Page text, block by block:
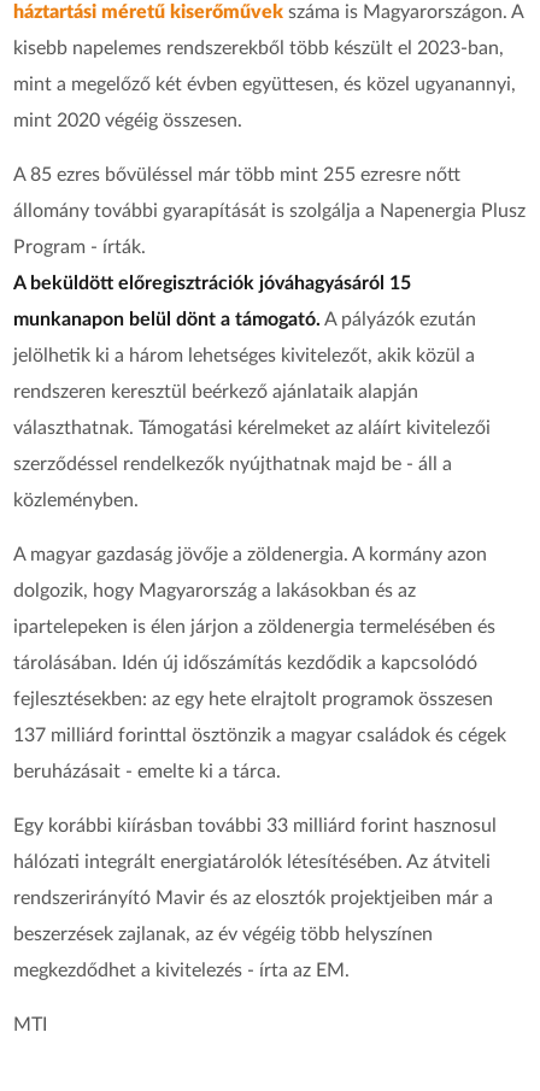
háztartási méretű kiserőművek száma is Magyarországon. A
kisebb napelemes rendszerekből több készült el 2023-ban,
mint a megelőző két évben együttesen, és közel ugyanannyi,
mint 2020 végéig összesen.
A 85 ezres bővüléssel már több mint 255 ezresre nőtt
állomány további gyarapítását is szolgálja a Napenergia Plusz
Program - írták.
A beküldött előregisztrációk jóváhagyásáról 15
munkanapon belül dönt a támogató. A pályázók ezután
jelölhetik ki a három lehetséges kivitelezőt, akik közül a
rendszeren keresztül beérkező ajánlataik alapján
választhatnak. Támogatási kérelmeket az aláírt kivitelezői
szerződéssel rendelkezők nyújthatnak majd be - áll a
közleményben.
A magyar gazdaság jövője a zöldenergia. A kormány azon
dolgozik, hogy Magyarország a lakásokban és az
ipartelepeken is élen járjon a zöldenergia termelésében és
tárolásában. Idén új időszámítás kezdődik a kapcsolódó
fejlesztésekben: az egy hete elrajtolt programok összesen
137 milliárd forinttal ösztönzik a magyar családok és cégek
beruházásait - emelte ki a tárca.
Egy korábbi kiírásban további 33 milliárd forint hasznosul
hálózati integrált energiatárolók létesítésében. Az átviteli
rendszerirányító Mavir és az elosztók projektjeiben már a
beszerzések zajlanak, az év végéig több helyszínen
megkezdődhet a kivitelezés - írta az EM.
MTI